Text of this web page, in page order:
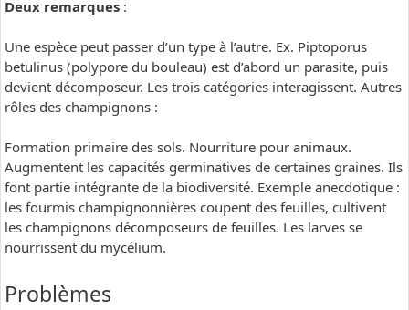
Deux remarques :
Une espèce peut passer d’un type à l’autre. Ex. Piptoporus
betulinus (polypore du bouleau) est d’abord un parasite, puis
devient décomposeur. Les trois catégories interagissent. Autres
rôles des champignons :
Formation primaire des sols. Nourriture pour animaux.
Augmentent les capacités germinatives de certaines graines. Ils
font partie intégrante de la biodiversité. Exemple anecdotique :
les fourmis champignonnières coupent des feuilles, cultivent
les champignons décomposeurs de feuilles. Les larves se
nourrissent du mycélium.
Problèmes